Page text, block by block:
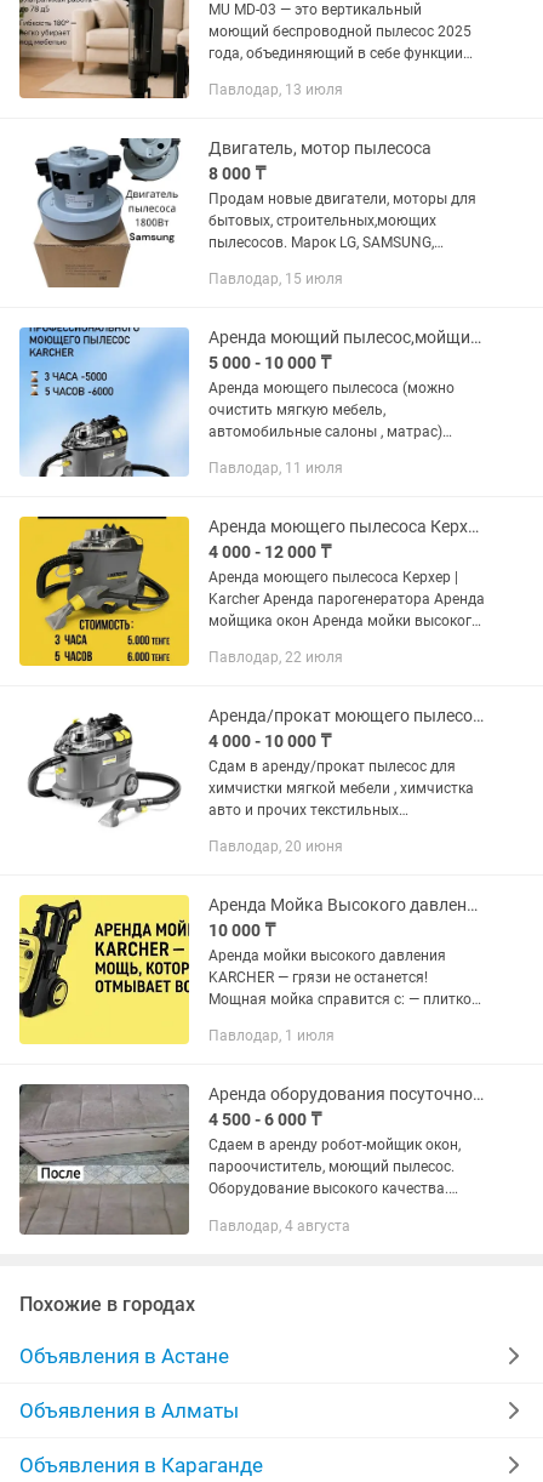
MU MD-03 — это вертикальный
моющий беспроводной пылесос 2025
года, объединяющий в себе функции
обеспечения максимальной чистоты в
характеристики: -...
Павлодар, 13 июля
Двигатель, мотор пылесоса
8 000 ₸
Продам новые двигатели, моторы для
бытовых, строительных,моющих
пылесосов. Марок LG, SAMSUNG,
Недорого. Цены узнавайте по телефону
Павлодар, 15 июля
Аренда моющий пылесос,мойщик окон,пароочиститель
5 000 - 10 000 ₸
Аренда моющего пылесоса (можно
очистить мягкую мебель,
автомобильные салоны , матрас)
камень, линолеум.
ванны. Окна и зеркала ,...
Павлодар, 11 июля
Аренда моющего пылесоса Керхер
4 000 - 12 000 ₸
Аренда моющего пылесоса Керхер |
Karcher Аренда парогенератора Аренда
мойщика окон Аренда мойки высокого
Павлодар, 22 июля
Аренда/прокат моющего пылесоса Karcher Puzzi8/1
4 000 - 10 000 ₸
Сдам в аренду/прокат пылесос для
химчистки мягкой мебели , химчистка
авто и прочих текстильных
Павлодар, 20 июня
Аренда Мойка Высокого давления KARCHER K4
10 000 ₸
Аренда мойки высокого давления
KARCHER — грязи не останется!
Мощная мойка справится с: — плиткой,
авто, бассейном — любой въевшейся
Павлодар, 1 июля
Аренда оборудования посуточноробот-мойщик окон, пароочиститель
4 500 - 6 000 ₸
Сдаем в аренду робот-мойщик окон,
пароочиститель, моющий пылесос.
Оборудование высокого качества.
Павлодар, 4 августа
Похожие в городах
Объявления в Астане
Объявления в Алматы
Объявления в Караганде